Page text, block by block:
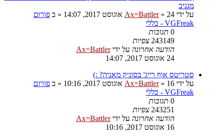
מגניב
על ידי
Ax=Battler» 24 אוגוסט 2017, 14:07 » ב פורום
VGFreak - כללי
0 תגובות
243149 צפיות
הודעה אחרונה על ידיAx=Battler
24 אוגוסט 2017, 14:07
סטריטס אוף רייג' בסוניק מאניה? :)
על ידי
Ax=Battler» 16 אוגוסט 2017, 10:16 » ב פורום
VGFreak - כללי
0 תגובות
243251 צפיות
הודעה אחרונה על ידיAx=Battler
16 אוגוסט 2017, 10:16